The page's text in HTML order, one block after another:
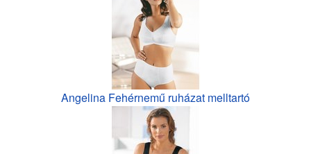
Angelina Fehérnemű ruházat melltartó